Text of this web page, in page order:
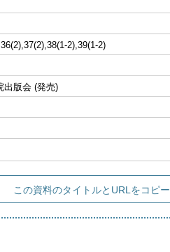
2),39(1-2)
出版会 (発売)
この資料のタイトルとURLをコピー